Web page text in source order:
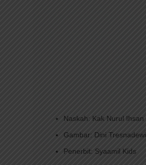
Naskah: Kak Nurul Ihsan
Gambar: Dini Tresnadewi
Penerbit: Syaamil Kids